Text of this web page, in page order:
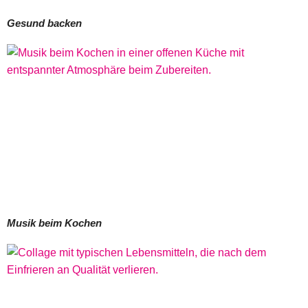
Gesund backen
Musik beim Kochen